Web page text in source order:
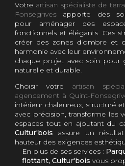
Votre artisan spécialiste de
Fonsegrives apporte des
pour aménager des
fonctionnels et élégants. Ces
créer des zones d’ombre et
harmonie avec leur
chaque projet avec soin pour
naturelle et durable.
Choisir votre artisan
agencement à Quint-
intérieur chaleureux, structuré
avec précision, transforme les
espaces tout en ajoutant du
Cultur'bois assure un
hauteur des exigences
En plus de ses services :
flottant, Cultur'bois vous